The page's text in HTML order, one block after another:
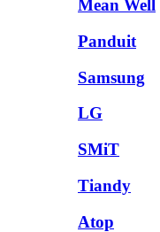
Mean Well
Panduit
Samsung
LG
SMiT
Tiandy
Atop